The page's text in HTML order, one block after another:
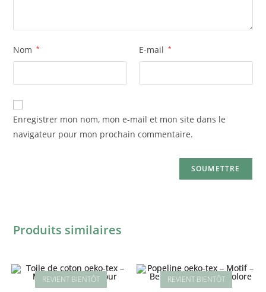
Nom * E-mail *
Enregistrer mon nom, mon e-mail et mon site dans le
navigateur pour mon prochain commentaire.
Produits similaires